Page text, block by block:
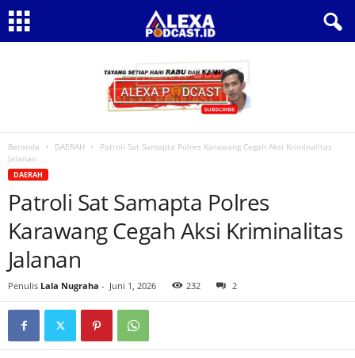
Beranda DAERAH
Patroli Sat Samapta Polres Karawang Cegah Aksi Kriminalitas
Jalanan
DAERAH
Patroli Sat Samapta Polres
Karawang Cegah Aksi Kriminalitas
Jalanan
Penulis Lala Nugraha - Juni 1, 2026 232 2